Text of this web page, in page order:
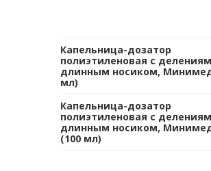
Капельница-дозатор
полиэтиленовая с
длинным носиком,
мл)
Капельница-дозатор
полиэтиленовая с
длинным носиком,
(100 мл)